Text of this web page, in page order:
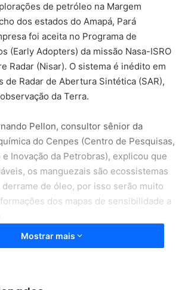
de petróleo na Margem
dos estados do Amapá, Pará
foi aceita no Programa de
(Early Adopters) da missão Nasa-ISRO
Radar (Nisar). O sistema é inédito em
de Radar de Abertura Sintética (SAR),
da Terra.
Pellon, consultor sênior da
do Cenpes (Centro de Pesquisas,
Inovação da Petrobras), explicou que
os manguezais são ecossistemas
de óleo, por isso serão muito
dos mapas de sensibilidade a
Mostrar mais